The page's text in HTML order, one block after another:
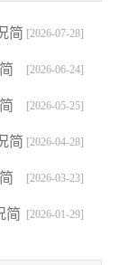
[2026-07-28]
简
[2026-06-24]
[2026-05-25]
[2026-04-28]
简
[2026-03-23]
[2026-01-29]
简